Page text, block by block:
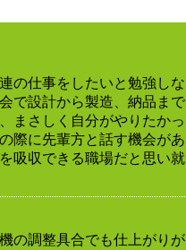
の仕事をしたいと勉強しな
で設計から製造、納品まで
まさしく自分がやりたかっ
際に先輩方と話す機会があ
吸収できる職場だと思い就
の調整具合でも仕上がりが